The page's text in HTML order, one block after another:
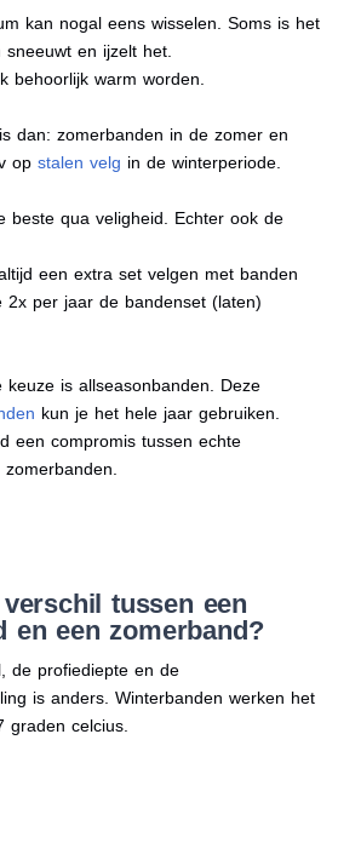
kan nogal eens wisselen. Soms is het
en ijzelt het.
behoorlijk warm worden.
dan: zomerbanden in de zomer en
op stalen velg in de winterperiode.
beste qua veligheid. Echter ook de
een extra set velgen met banden
2x per jaar de bandenset (laten)
keuze is allseasonbanden. Deze
kun je het hele jaar gebruiken.
een compromis tussen echte
tussen een
en een zomerband?
de profiediepte en de
is anders. Winterbanden werken het
graden celcius.